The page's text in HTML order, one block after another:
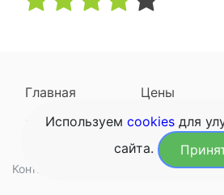
Главная Цены
Наследодатели
Контакты Обработка данных
Используем cookies для
сайта.